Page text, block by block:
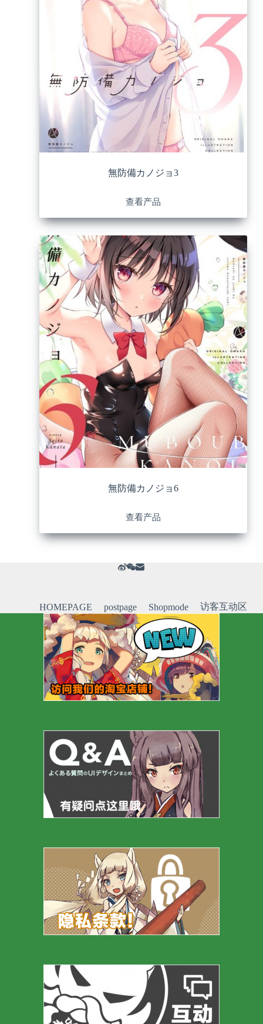
無防備カノジョ3
查看产品
無防備カノジョ6
查看产品
HOMEPAGE postpage Shopmode 访客互动区